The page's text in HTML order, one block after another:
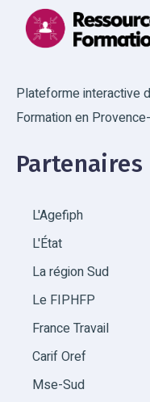
Plateforme interactive
Formation en
Partenaires
L'Agefiph
L'État
La région Sud
Le FIPHFP
France Travail
Carif Oref
Mse-Sud